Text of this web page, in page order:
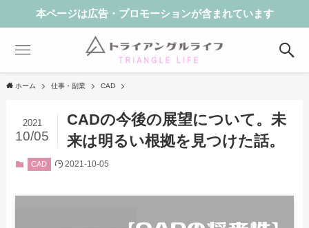
本ページは広告・プロモーションが含まれています
ホーム 仕事・副業 CAD
CADの今後の展望について。未
来は明るい根拠を見つけた話。
2021
10/05
CAD 2021-10-05